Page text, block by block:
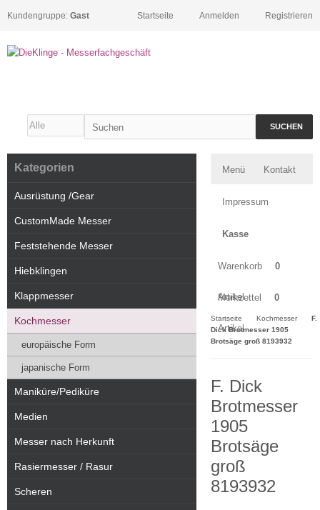
Kundengruppe: Gast Registrieren
Anmelden
Startseite
SUCHEN
Menü Kontakt
Impressum
Kasse
Warenkorb 0
Artikel
Merkzettel 0
Artikel
Startseite Kochmesser
F.
Dick Brotmesser 1905
Brotsäge groß 8193932
F. Dick
Brotmesser
1905
Brotsäge
groß
8193932
Kategorien
Ausrüstung /Gear
CustomMade Messer
Feststehende Messer
Hiebklingen
Klappmesser
Kochmesser
europäische Form
japanische Form
Maniküre/Pediküre
Medien
Messer nach Herkunft
Rasiermesser / Rasur
Scheren